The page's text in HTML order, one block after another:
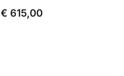
€ 615,00